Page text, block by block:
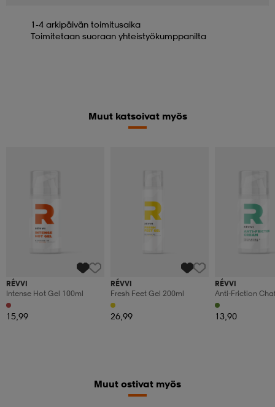
1-4 arkipäivän toimitusaika
Toimitetaan suoraan yhteistyökumppanilta
Muut katsoivat myös
RÉVVI
Intense Hot Gel 100ml
15,99
RÉVVI
Fresh Feet Gel 200ml
26,99
RÉVVI
Anti-Friction
100ml
13,90
Muut ostivat myös